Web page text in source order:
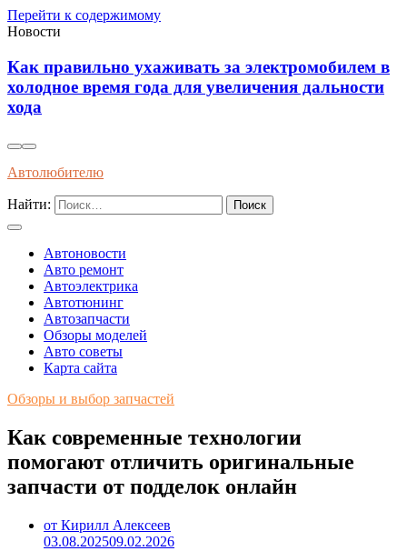
Перейти к содержимому
Новости
в
Современные методы диагностики и
профилактики износа автоматических
Автолюбителю
Найти:
Автоновости
Авто ремонт
Автоэлектрика
Автотюнинг
Автозапчасти
Обзоры моделей
Авто советы
Карта сайта
Обзоры и выбор запчастей
Как современные технологии
помогают отличить оригинальные
запчасти от подделок онлайн
от Кирилл Алексеев
03.08.202509.02.2026